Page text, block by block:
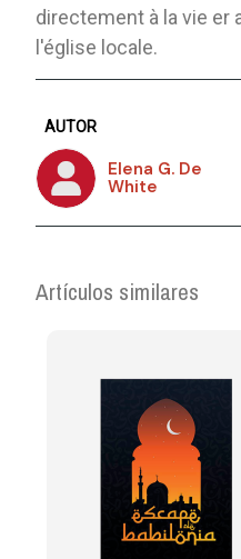
directement à la vie er
l'église locale.
AUTOR
Elena G. De
White
Artículos similares